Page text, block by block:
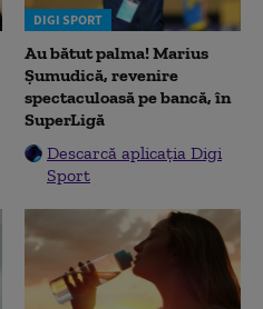
DIGI SPORT
Au bătut palma! Marius
Șumudică, revenire
spectaculoasă pe bancă, în
SuperLigă
Descarcă aplicația Digi
Sport